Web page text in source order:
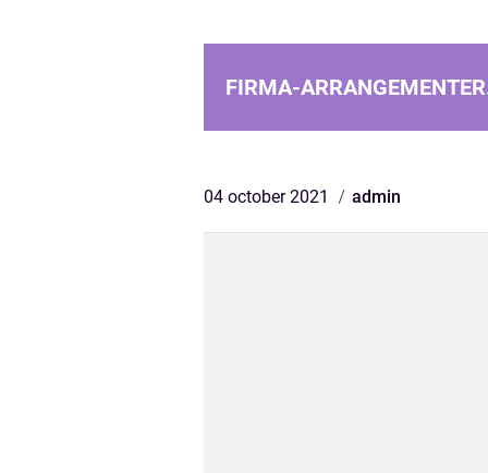
FIRMA-
04 october 2021 admin